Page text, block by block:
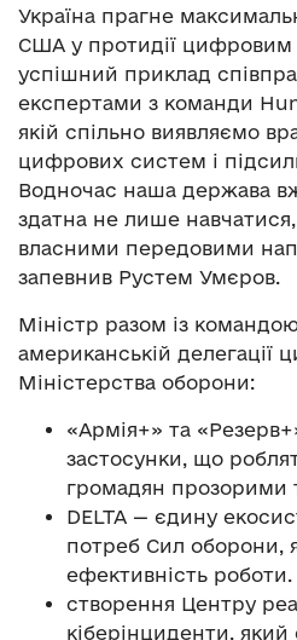
Україна прагне
США у протидії цифровим
успішний приклад
експертами з команди
якій спільно виявляємо
цифрових систем і
Водночас наша держава
здатна не лише
власними передовими
запевнив Рустем Умєров.
Міністр разом із
американській делегації
Міністерства оборони:
«Армія+» та
застосунки, що
громадян прозорими
DELTA — єдину
потреб Сил оборони,
ефективність роботи.
створення Центру
кіберінциденти,